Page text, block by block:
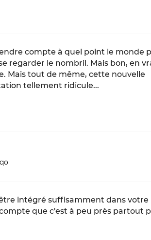
compte à quel point le monde
regarder le nombril. Mais bon, en
Mais tout de même, cette nouvelle
tellement ridicule...
intégré suffisamment dans votre
que c'est à peu près partout